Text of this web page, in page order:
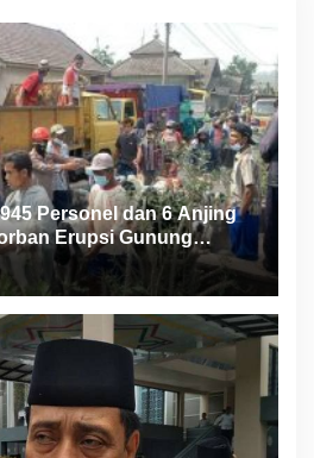
Personel dan 6 Anjing
Erupsi Gunung